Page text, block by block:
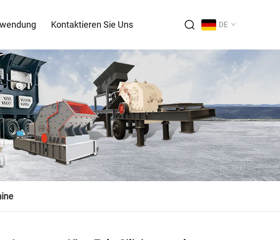
Kontaktieren Sie Uns DE